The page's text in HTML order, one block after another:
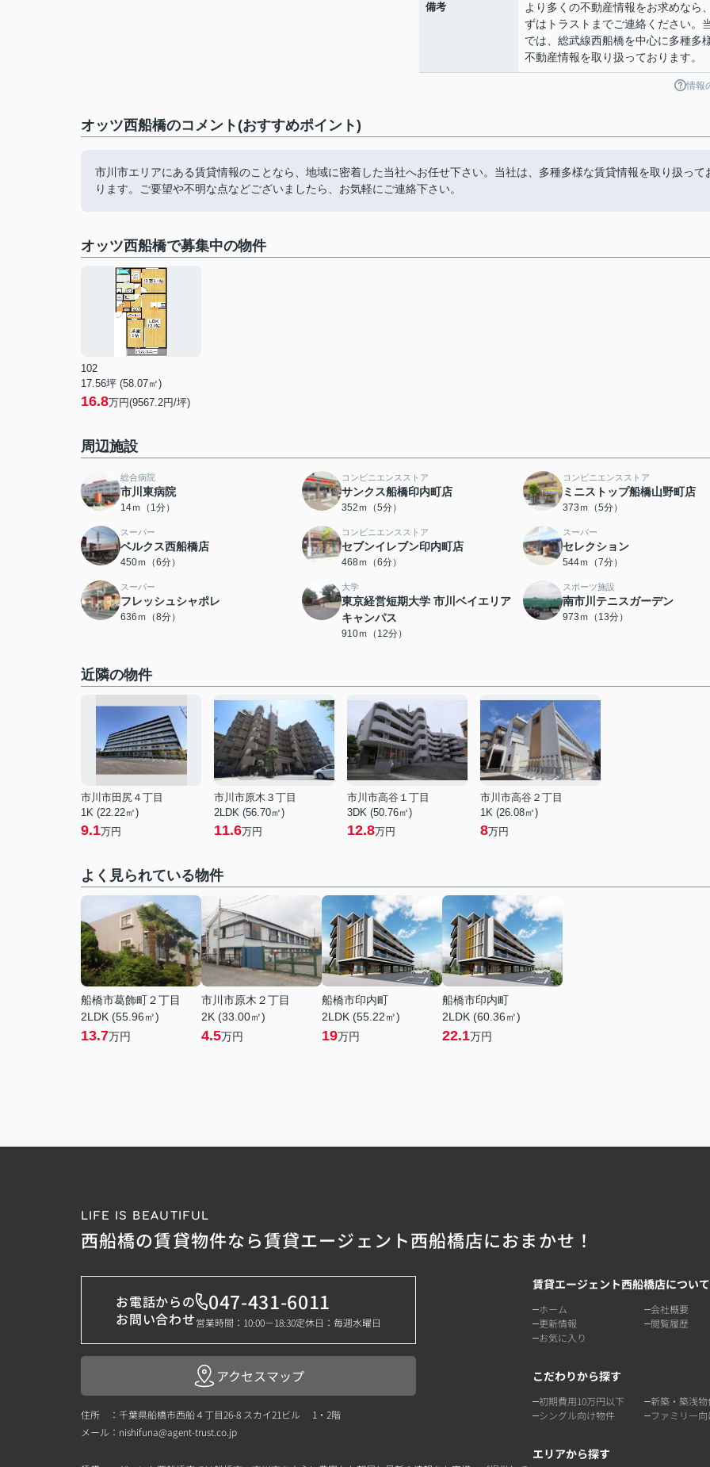
備考
より多くの不動産情報をお求めなら
ずはトラストまでご連絡ください。
では、総武線西船橋を中心に多種多
不動産情報を取り扱っております。
情報
オッツ西船橋のコメント(おすすめポイント)
市川市エリアにある賃貸情報のことなら、地域に密着した当社へお任せ下さい。当社は、多種多様な賃貸情報を取り扱って
ります。ご要望や不明な点などございましたら、お気軽にご連絡下さい。
オッツ西船橋で募集中の物件
102
17.56坪 (58.07㎡)
16.8万円(9567.2円/坪)
周辺施設
総合病院
市川東病院
14ｍ（1分）
コンビニエンスストア
サンクス船橋印内町店
352ｍ（5分）
コンビニエンスストア
ミニストップ船橋山野町店
373ｍ（5分）
スーパー
ベルクス西船橋店
450ｍ（6分）
コンビニエンスストア
セブンイレブン印内町店
468ｍ（6分）
スーパー
セレクション
544ｍ（7分）
スーパー
フレッシュシャポレ
636ｍ（8分）
大学
東京経営短期大学 市川ベイエリア
キャンパス
910ｍ（12分）
スポーツ施設
南市川テニスガーデン
973ｍ（13分）
近隣の物件
市川市田尻４丁目
1K (22.22㎡)
9.1万円
市川市原木３丁目
2LDK (56.70㎡)
11.6万円
市川市高谷１丁目
3DK (50.76㎡)
12.8万円
市川市高谷２丁目
1K (26.08㎡)
8万円
よく見られている物件
船橋市葛飾町２丁目
2LDK (55.96㎡)
13.7万円
市川市原木２丁目
2K (33.00㎡)
4.5万円
船橋市印内町
2LDK (55.22㎡)
19万円
船橋市印内町
2LDK (60.36㎡)
22.1万円
LIFE IS BEAUTIFUL
西船橋の賃貸物件なら賃貸エージェント西船橋店におまかせ！
お電話からの
お問い合わせ
047-431-6011
営業時間：10:00－18:30定休日：毎週水曜日
アクセスマップ
住所 ：千葉県船橋市西船４丁目26-8 スカイ21ビル 1・2階
メール： nishifuna@agent-trust.co.jp
賃貸エージェント西船橋店について
ホーム 会社概要
更新情報
閲覧履歴
お気に入り
こだわりから探す
初期費用10万円以下 新築・築浅物
シングル向け物件
ファミリー
エリアから探す